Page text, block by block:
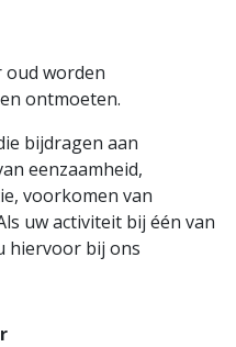
worden
ontmoeten.
bijdragen aan
eenzaamheid,
voorkomen van
uw activiteit bij één van
hiervoor bij ons